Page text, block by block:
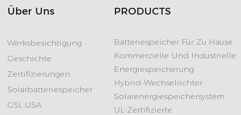
Über Uns
Werksbesichtigung
Geschichte
Zertifizierungen
Solarbatteriespeicher
GSL USA
PRODUCTS
Batteriespeicher Für Zu Hause
Kommerzielle Und Industrielle
Energiespeicherung
Hybrid-Wechselrichter
Solarenergiespeichersystem
UL-Zertifizierte